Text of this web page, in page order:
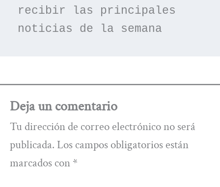
recibir las principales
noticias de la semana
Deja un comentario
Tu dirección de correo electrónico no será
publicada. Los campos obligatorios están
marcados con *